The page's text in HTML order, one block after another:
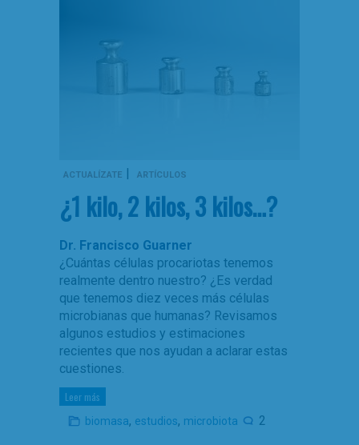
ACTUALÍZATE | ARTÍCULOS
¿1 kilo, 2 kilos, 3 kilos…?
Dr. Francisco Guarner
¿Cuántas células procariotas tenemos
realmente dentro nuestro? ¿Es verdad
que tenemos diez veces más células
microbianas que humanas? Revisamos
algunos estudios y estimaciones
recientes que nos ayudan a aclarar estas
cuestiones.
Leer más
biomasa, estudios, microbiota 2